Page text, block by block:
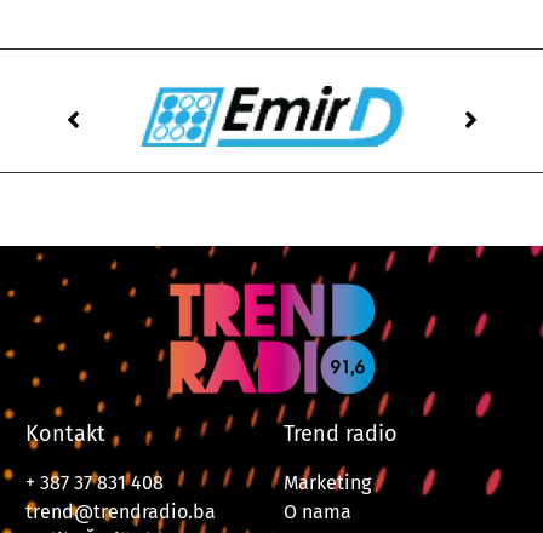
Kontakt
+ 387 37 831 408
trend@trendradio.ba
Trend radio
Marketing
O nama